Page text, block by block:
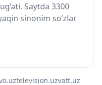
Saytda 3300
sinonim so‘zlar
television.uzvatt.uz